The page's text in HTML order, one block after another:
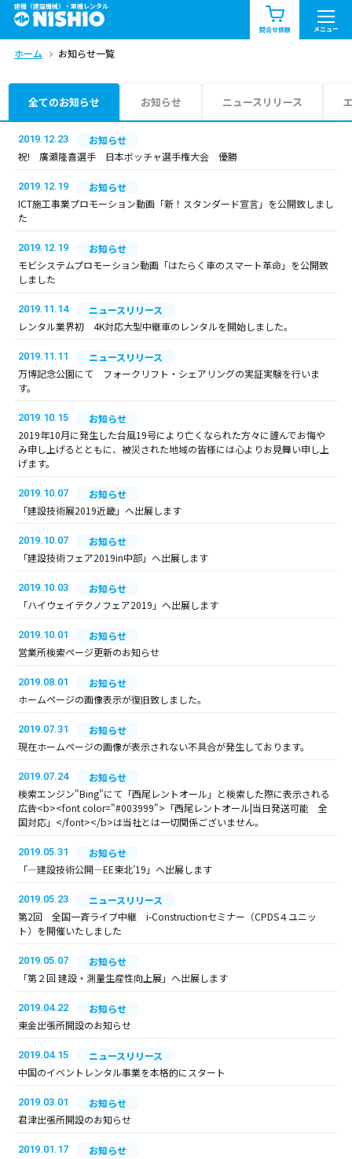
建機（建設機械）・重機レンタル
問合せ依頼 メニュー
商品一覧 お知らせ一覧
問合せ依頼リスト
エリア情報を見る
ホーム お知らせ一覧
全てのお知らせ お知らせ ニュースリリース
2019.12.23
お知らせ
祝! 廣瀬隆喜選手 日本ボッチャ選手権大会 優勝
2019.12.19
お知らせ
ICT施工事業プロモーション動画「新！スタンダード宣言」を公開致しまし
た
2019.12.19
お知らせ
モビシステムプロモーション動画「はたらく車のスマート革命」を公開致
しました
2019.11.14
ニュースリリース
レンタル業界初 4K対応大型中継車のレンタルを開始しました。
2019.11.11
ニュースリリース
万博記念公園にて フォークリフト・シェアリングの実証実験を行いま
す。
2019.10.15
お知らせ
2019年10月に発生した台風19号により亡くなられた方々に謹んでお悔や
み申し上げるとともに、被災された地域の皆様には心よりお見舞い申し上
げます。
2019.10.07
お知らせ
「建設技術展2019近畿」へ出展します
2019.10.07
お知らせ
「建設技術フェア2019in中部」へ出展します
2019.10.03
お知らせ
「ハイウェイテクノフェア2019」へ出展します
2019.10.01
お知らせ
営業所検索ページ更新のお知らせ
2019.08.01
お知らせ
ホームページの画像表示が復旧致しました。
2019.07.31
お知らせ
現在ホームページの画像が表示されない不具合が発生しております。
2019.07.24
お知らせ
検索エンジン"Bing"にて「西尾レントオール」と検索した際に表示される
広告<b><font color="#003999">「西尾レントオール|当日発送可能 全
国対応」</font></b>は当社とは一切関係ございません。
2019.05.31
お知らせ
「―建設技術公開―EE東北’19」へ出展します
2019.05.23
ニュースリリース
第2回 全国一斉ライブ中継 i-Constructionセミナー（CPDS４ユニッ
ト）を開催いたしました
2019.05.07
お知らせ
「第２回 建設・測量生産性向上展」へ出展します
2019.04.22
お知らせ
東金出張所開設のお知らせ
2019.04.15
ニュースリリース
中国のイベントレンタル事業を本格的にスタート
2019.03.01
お知らせ
君津出張所開設のお知らせ
2019.01.17
お知らせ